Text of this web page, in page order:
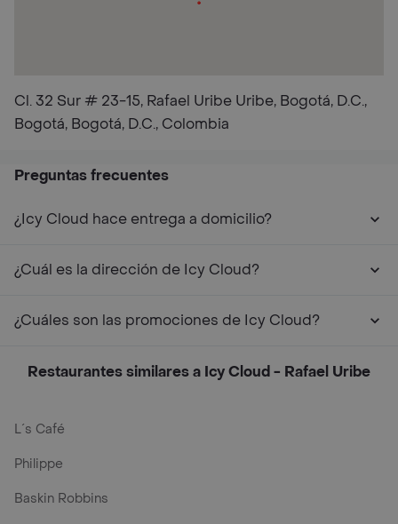
Cl. 32 Sur # 23-15, Rafael Uribe Uribe, Bogotá, D.C.,
Bogotá, Bogotá, D.C., Colombia
Preguntas frecuentes
¿Icy Cloud hace entrega a domicilio?
¿Cuál es la dirección de Icy Cloud?
¿Cuáles son las promociones de Icy Cloud?
Restaurantes similares a Icy Cloud - Rafael Uribe
L´s Café
Philippe
Baskin Robbins